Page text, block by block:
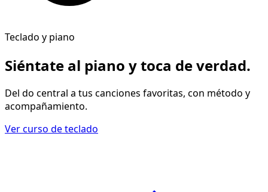
Teclado y piano
Siéntate al piano ytoca de verdad.
Del do central a tus canciones favoritas, con método y
acompañamiento.
Ver curso de teclado